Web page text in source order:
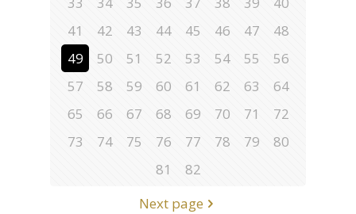
41
42 43 44 45 46 47
48
49
50 51 52 53 54 55
56
57
58 59 60 61 62 63
64
65
66 67 68 69 70 71
72
73
74 75 76 77 78 79
80
81
82
Next page